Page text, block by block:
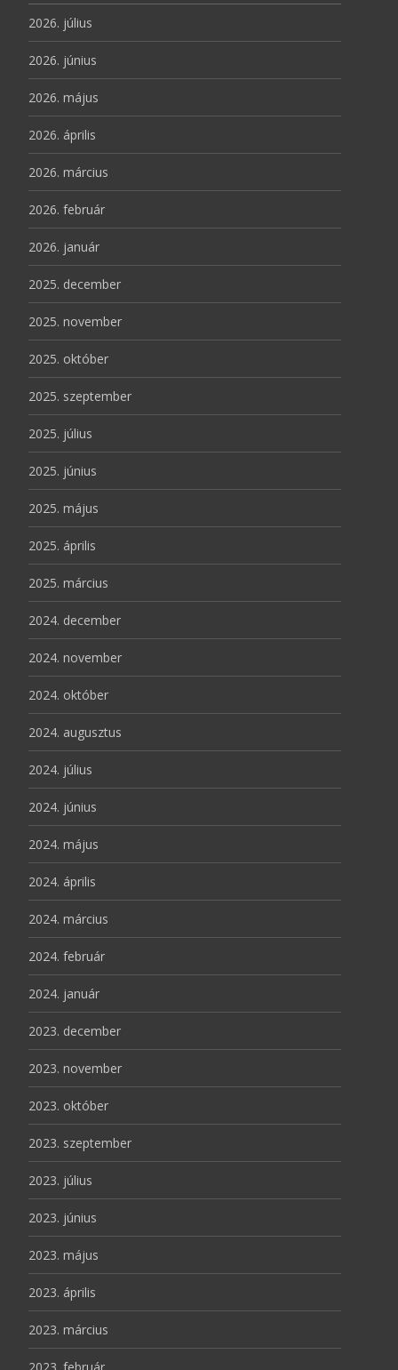
2026. július
2026. június
2026. május
2026. április
2026. március
2026. február
2026. január
2025. december
2025. november
2025. október
2025. szeptember
2025. július
2025. június
2025. május
2025. április
2025. március
2024. december
2024. november
2024. október
2024. augusztus
2024. július
2024. június
2024. május
2024. április
2024. március
2024. február
2024. január
2023. december
2023. november
2023. október
2023. szeptember
2023. július
2023. június
2023. május
2023. április
2023. március
2023. február